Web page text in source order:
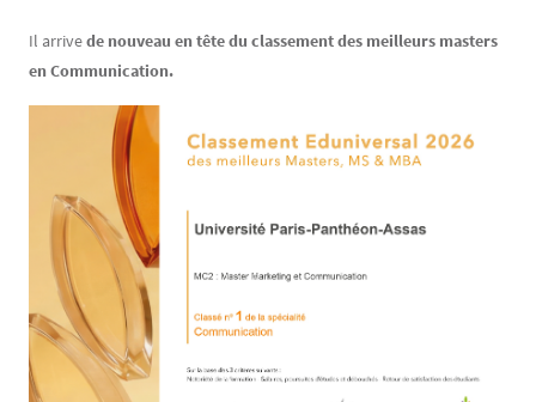
Il arrivede nouveau en tête du classement des meilleurs masters
en Communication.